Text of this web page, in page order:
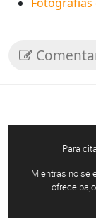
Para
Mientras no se
ofrece